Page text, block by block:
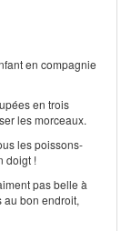
en compagnie
en trois
les morceaux.
les poissons-
doigt !
pas belle à
au bon endroit,